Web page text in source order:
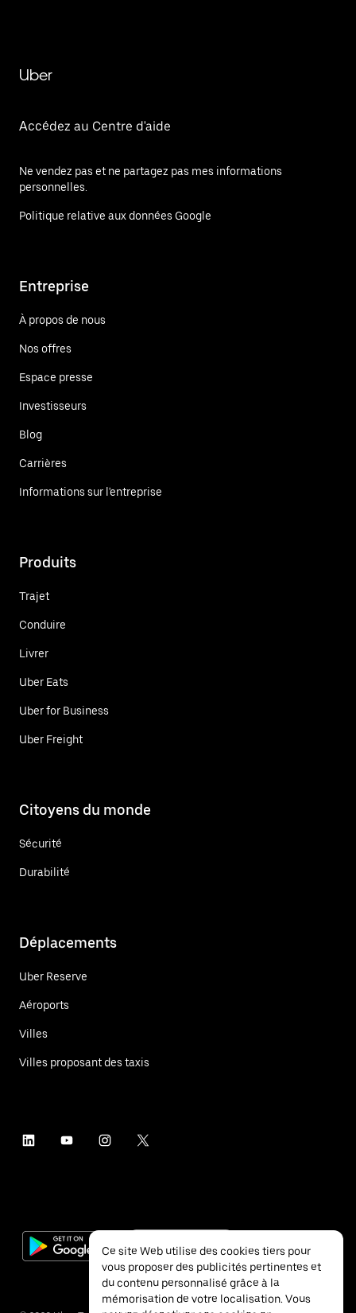
Uber
Accédez au Centre d'aide
Ne vendez pas et ne partagez pas mes informations
personnelles.
Politique relative aux données Google
Entreprise
À propos de nous
Nos offres
Espace presse
Investisseurs
Blog
Carrières
Informations sur l'entreprise
Produits
Trajet
Conduire
Livrer
Uber Eats
Uber for Business
Uber Freight
Citoyens du monde
Sécurité
Durabilité
Déplacements
Uber Reserve
Aéroports
Villes
Villes proposant des taxis
Ce site Web utilise des cookies tiers pour
vous proposer des publicités pertinentes et
du contenu personnalisé grâce à la
mémorisation de votre localisation. Vous